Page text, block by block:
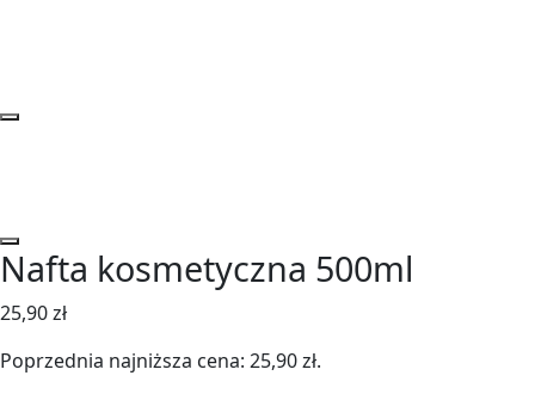
Nafta kosmetyczna 500ml
25,90zł
Poprzednia najniższa cena: 25,90zł.